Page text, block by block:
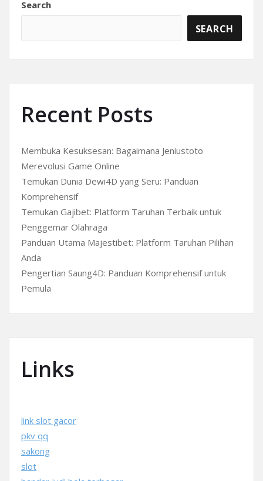
Search
SEARCH
Recent Posts
Membuka Kesuksesan: Bagaimana Jeniustoto
Merevolusi Game Online
Temukan Dunia Dewi4D yang Seru: Panduan
Komprehensif
Temukan Gajibet: Platform Taruhan Terbaik untuk
Penggemar Olahraga
Panduan Utama Majestibet: Platform Taruhan Pilihan
Anda
Pengertian Saung4D: Panduan Komprehensif untuk
Pemula
Links
link slot gacor
pkv qq
sakong
slot